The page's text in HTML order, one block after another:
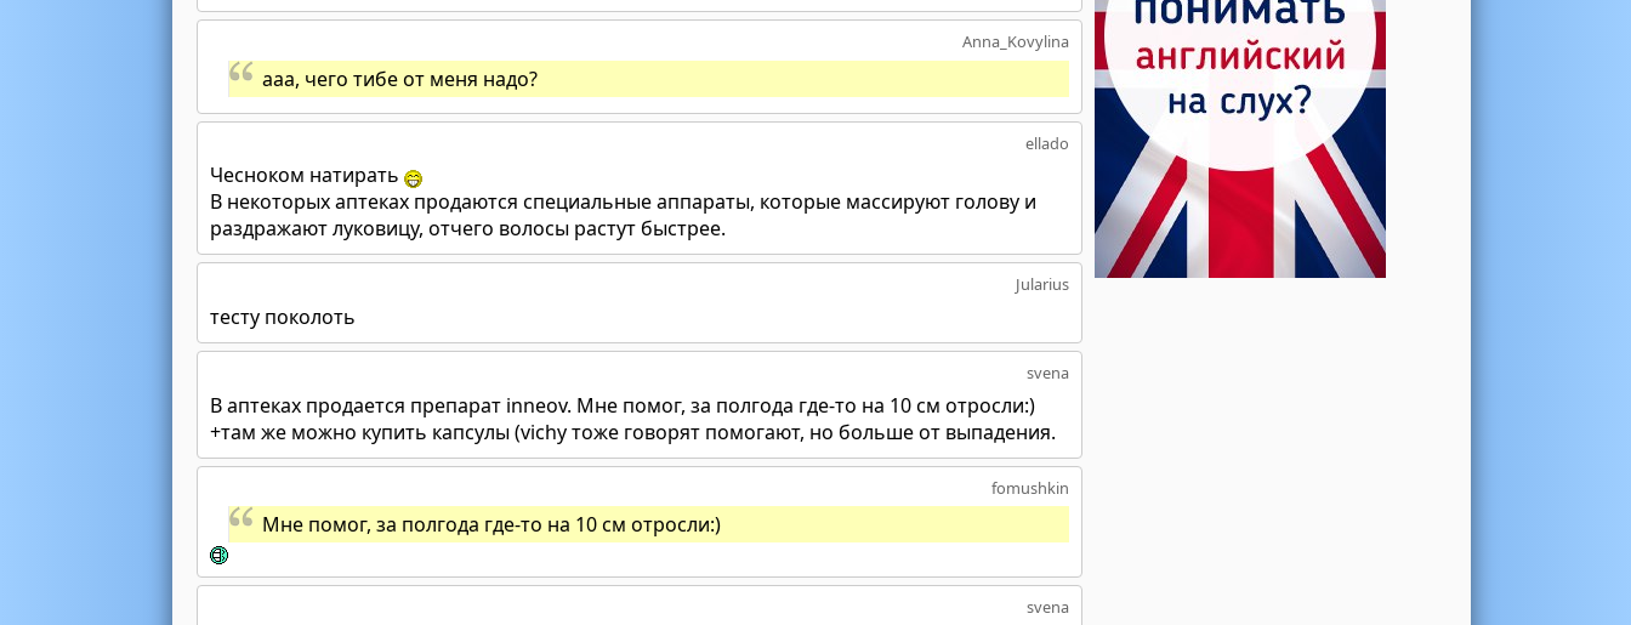
Anna_Kovylina
ааа, чего тибе от меня надо?
ellado
Чесноком натирать
В некоторых аптеках продаются специальные аппараты, которые массируют голову и
раздражают луковицу, отчего волосы растут быстрее.
Jularius
тесту поколоть
svena
В аптеках продается препарат inneov. Мне помог, за полгода где-то на 10 см отросли:)
+там же можно купить капсулы (vichy тоже говорят помогают, но больше от выпадения.
fomushkin
Мне помог, за полгода где-то на 10 см отросли:)
svena